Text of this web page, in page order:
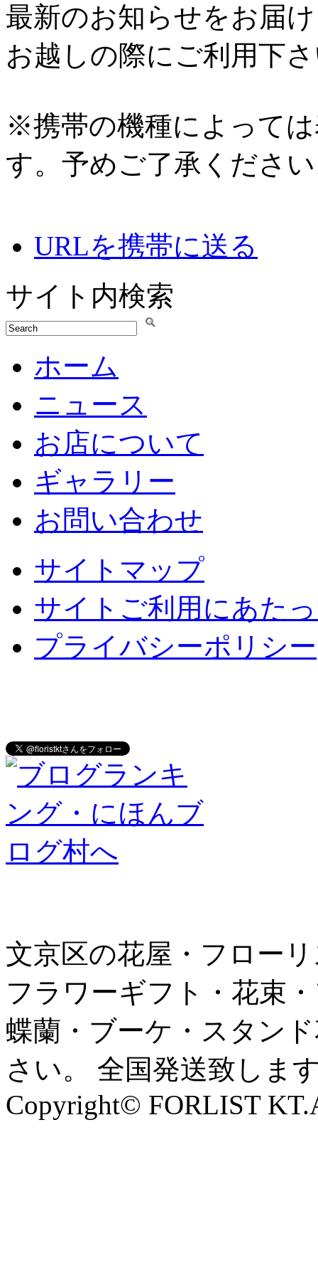
最新のお知らせをお届
お越しの際にご利用下
※携帯の機種によって
す。予めご了承くださ
URLを携帯に送る
サイト内検索
ホーム
ニュース
お店について
ギャラリー
お問い合わせ
サイトマップ
サイトご利用にあた
プライバシーポリシー
文京区の花屋・フロー
フラワーギフト・花束
蝶蘭・ブーケ・スタン
さい。 全国発送致しま
Copyright© FORLIST